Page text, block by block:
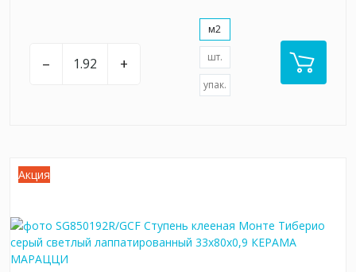
– +
м2
шт.
упак.
Акция